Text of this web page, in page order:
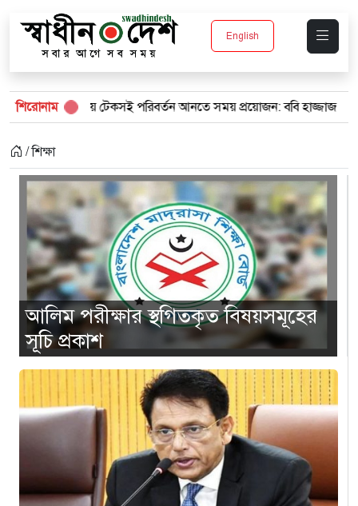
English
শিরোনাম
পরিবর্তন আনতে সময় প্রয়োজন: ববি হাজ্জাজ শিক্ষার্থীর মৃত্যু,
/ শিক্ষা
আলিম পরীক্ষার স্থগিতকৃত বিষয়সমূহের
সূচি প্রকাশ